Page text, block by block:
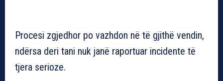
Procesi zgjedhor po vazhdon në të gjithë vendin,
ndërsa deri tani nuk janë raportuar incidente të
tjera serioze.